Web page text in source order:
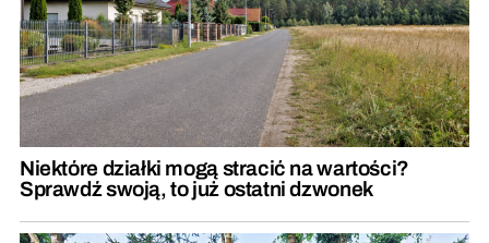
Niektóre działki mogą stracić na wartości?
Sprawdź swoją, to już ostatni dzwonek